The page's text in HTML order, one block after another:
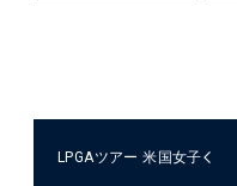
LPGAツアー 米国女子